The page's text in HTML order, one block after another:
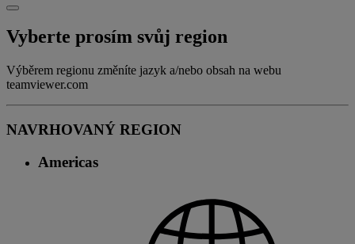
Vyberte prosím svůj region
Výběrem regionu změníte jazyk a/nebo obsah na webu
teamviewer.com
NAVRHOVANÝ REGION
Americas